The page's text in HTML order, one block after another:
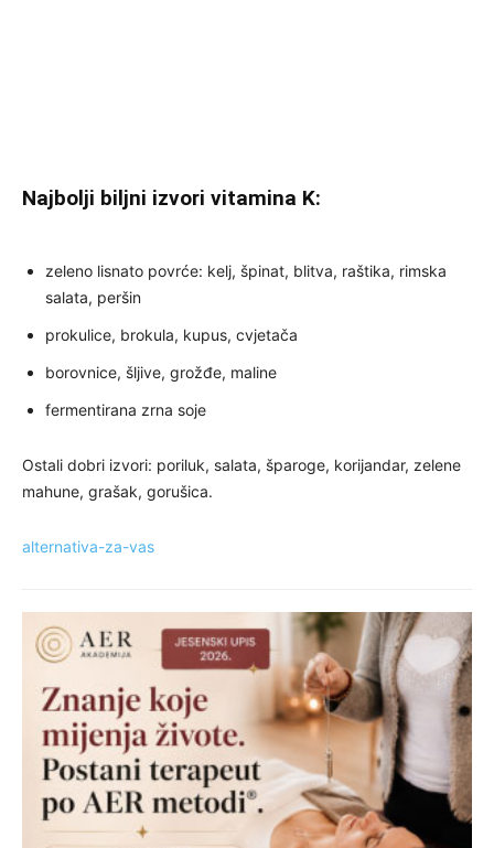
Najbolji biljni izvori vitamina K:
zeleno lisnato povrće: kelj, špinat, blitva, raštika, rimska
salata, peršin
prokulice, brokula, kupus, cvjetača
borovnice, šljive, grožđe, maline
fermentirana zrna soje
Ostali dobri izvori: poriluk, salata, šparoge, korijandar, zelene
mahune, grašak, gorušica.
alternativa-za-vas